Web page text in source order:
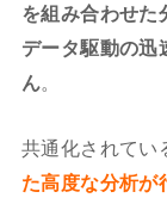
を組み合わせた
データ駆動の迅
ん。
共通化されてい
た高度な分析が